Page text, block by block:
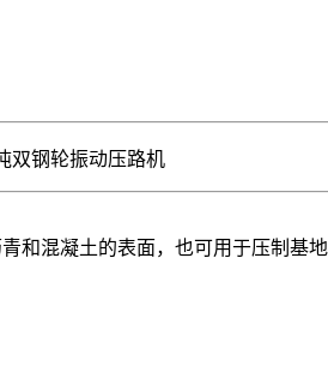
混凝土的表面，也可用于压制基